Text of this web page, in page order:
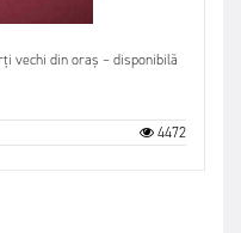
vechi din oraș – disponibilă
4472